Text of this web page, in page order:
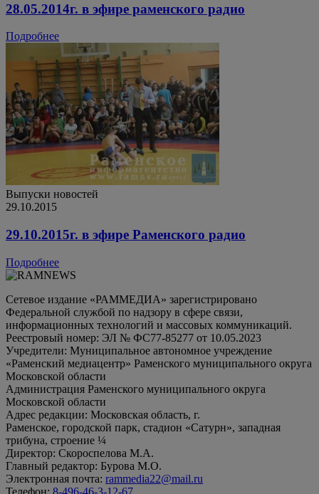
28.05.2014г. в эфире раменского радио
Подробнее
Выпуски новостей
29.10.2015
29.10.2015г. в эфире Раменского радио
Подробнее
Сетевое издание «РАММЕДИА» зарегистрировано
Федеральной службой по надзору в сфере связи,
информационных технологий и массовых коммуникаций.
Реестровый номер: ЭЛ № ФС77-85277 от 10.05.2023
Учредители: Муниципальное автономное учреждение
«Раменский медиацентр» Раменского муниципального округа
Московской области
Администрация Раменского муниципального округа
Московской области
Адрес редакции: Московская область, г.
Раменское, городской парк, стадион «Сатурн», западная
трибуна, строение ¼
Директор: Скороспелова М.А.
Главный редактор: Бурова М.О.
Электронная почта: rammedia22@mail.ru
Телефон: 8-496-46-3-12-67